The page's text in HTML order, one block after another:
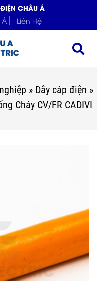
CHÂU Á
Á
Liên Hệ
» Dây cáp điện »
Cháy CV/FR CADIVI